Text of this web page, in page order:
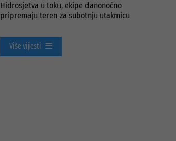
Hidrosjetva u toku, ekipe danonoćno
pripremaju teren za subotnju utakmicu
Više vijesti